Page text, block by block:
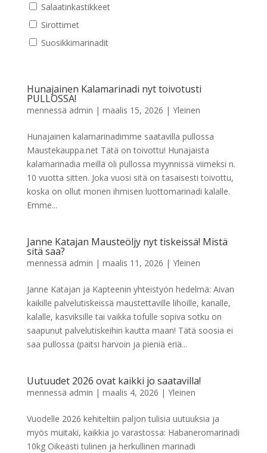
Hunajainen Kalamarinadi nyt toivotusti
PULLOSSA!
mennessä admin | maalis 15, 2026 | Yleinen
Hunajainen kalamarinadimme saatavilla pullossa
Maustekauppa.net Tätä on toivottu! Hunajaista
kalamarinadia meillä oli pullossa myynnissä viimeksi n.
10 vuotta sitten. Joka vuosi sitä on tasaisesti toivottu,
koska on ollut monen ihmisen luottomarinadi kalalle.
Emme...
Janne Katajan Mausteöljy nyt tiskeissä! Mistä
sitä saa?
mennessä admin | maalis 11, 2026 | Yleinen
Janne Katajan ja Kapteenin yhteistyön hedelmä: Aivan
kaikille palvelutiskeissä maustettaville lihoille, kanalle,
kalalle, kasviksille tai vaikka tofulle sopiva sotku on
saapunut palvelutiskeihin kautta maan! Tätä soosia ei
saa pullossa (paitsi harvoin ja pieniä eriä...
Uutuudet 2026 ovat kaikki jo saatavilla!
mennessä admin | maalis 4, 2026 | Yleinen
Vuodelle 2026 kehiteltiin paljon tulisia uutuuksia ja
myös muitaki, kaikkia jo varastossa: Habaneromarinadi
10kg Oikeasti tulinen ja herkullinen marinadi
Salaatinkastikkeet
Sirottimet
Suosikkimarinadit